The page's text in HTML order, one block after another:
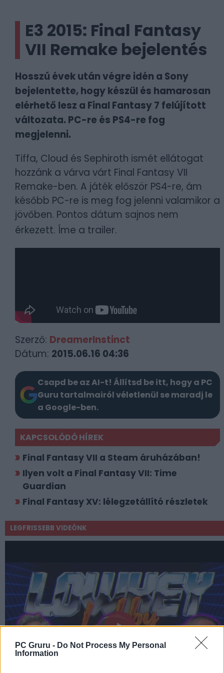
PC Gruru - Do Not Process My Personal
Information
E3 2015: Final Fantasy
VII Remake bejelentés
Hosszú évek után végre idén a Sony
bejelentette, hogy készül és hamarosan
elérhető lesz a Final Fantasy 7 felújított
változata. PC-re és PS4-re fog
megjelenni.
Tiffa, Cloud és Sephiroth ismét ellátogat
hozzánk a várva várt Final Fantasy VII
Remake-ben. A játék először PS4-re, ám
később PC-re is meg fog jelenni valamikor a
jövőben. Pontos dátum sajnos nem
érkezett. Íme a trailer.
Szerző: DreamerInstinct
Dátum: 2015.06.16 04:36
Csapd be az AI-t! Állítsd be itt, hogy a PC
Guru tartalmairól véletlenül se maradj le
a Google-ben.
KAPCSOLÓDÓ HÍREK
Final Fantasy VII a Steam áruházában!
Ilyen volt a Final Fantasy VII: Time
Guardian
Final Fantasy XV: lélegzetállító részletek
LEGFRISSEBB VIDEÓNK